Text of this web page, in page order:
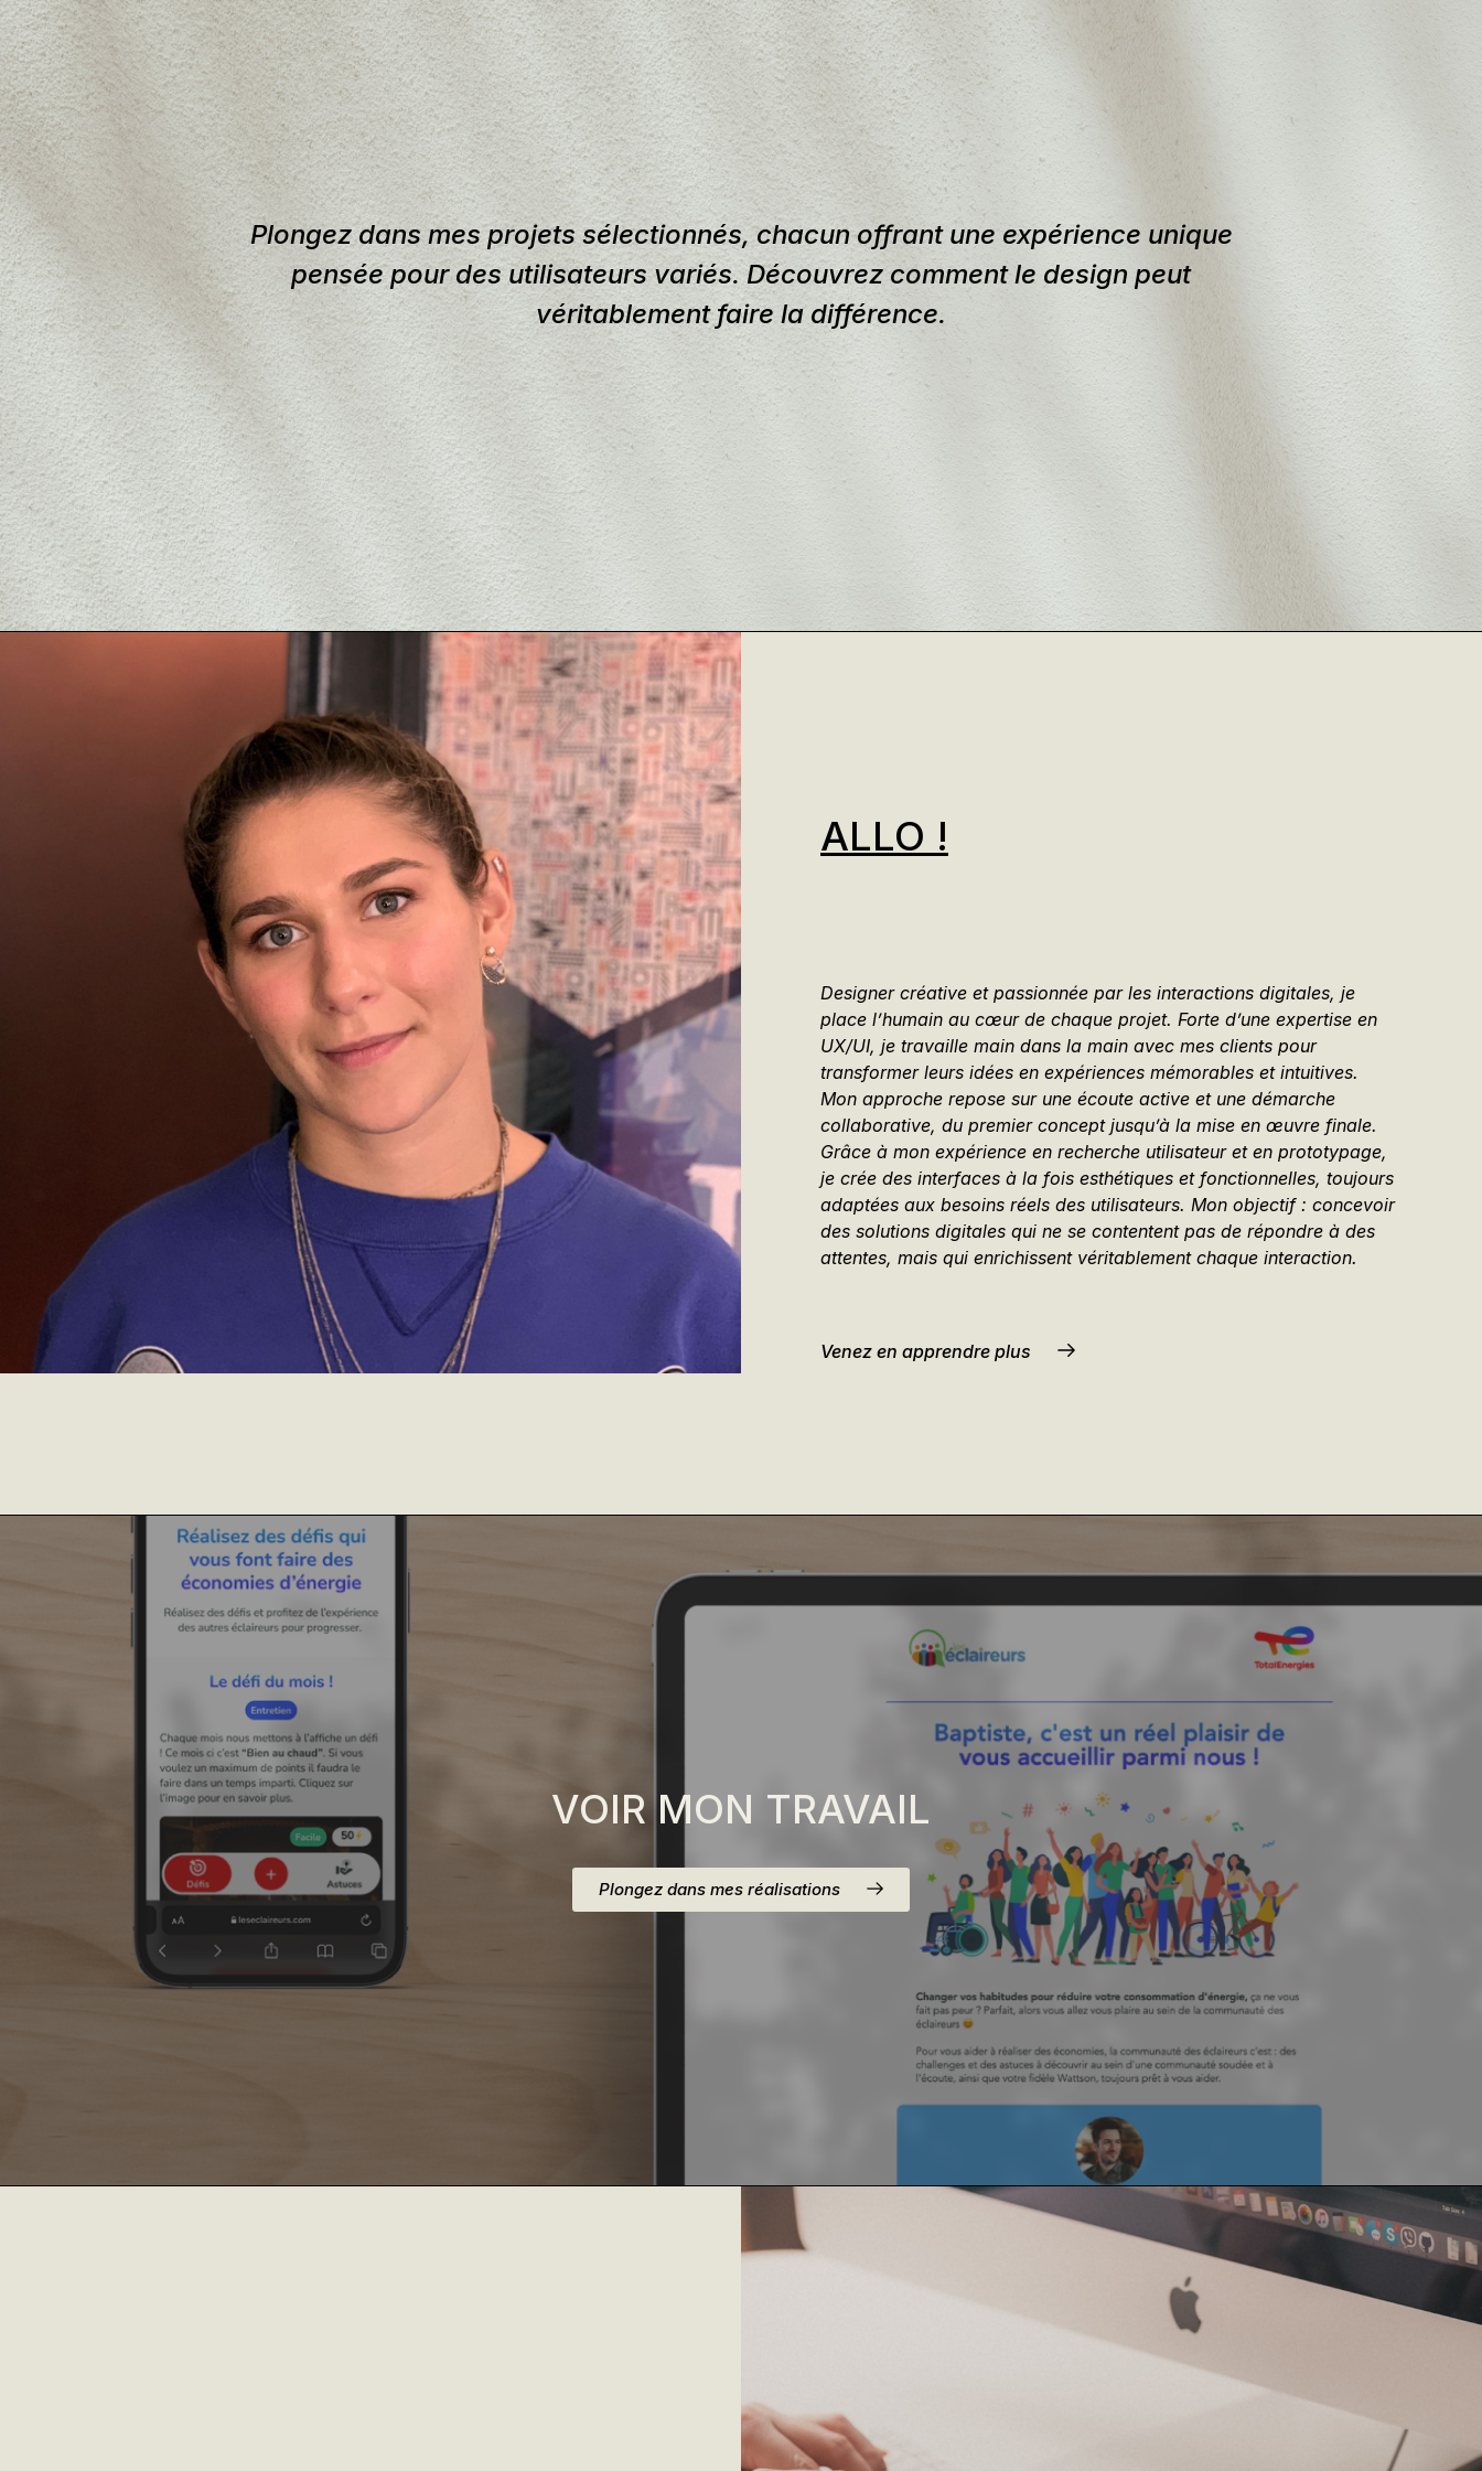
Plongez dans mes projets sélectionnés, chacun offrant une expérience unique
pensée pour des utilisateurs variés. Découvrez comment le design peut
véritablement faire la différence.
ALLO !
Designer créative et passionnée par les interactions digitales, je
place l’humain au cœur de chaque projet. Forte d’une expertise en
UX/UI, je travaille main dans la main avec mes clients pour
transformer leurs idées en expériences mémorables et intuitives.
Mon approche repose sur une écoute active et une démarche
collaborative, du premier concept jusqu’à la mise en œuvre finale.
Grâce à mon expérience en recherche utilisateur et en prototypage,
je crée des interfaces à la fois esthétiques et fonctionnelles, toujours
adaptées aux besoins réels des utilisateurs. Mon objectif : concevoir
des solutions digitales qui ne se contentent pas de répondre à des
attentes, mais qui enrichissent véritablement chaque interaction.
Venez en apprendre plus
VOIR MON TRAVAIL
Plongez dans mes réalisations